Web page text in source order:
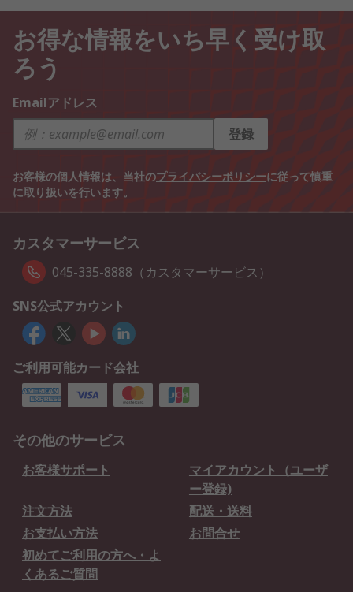
お得な情報をいち早く受け取
ろう
Emailアドレス
登録
お客様の個人情報は、当社のプライバシーポリシーに従って慎重
に取り扱いを行います。
カスタマーサービス
045-335-8888（カスタマーサービス）
SNS公式アカウント
ご利用可能カード会社
その他のサービス
お客様サポート
マイアカウント（ユーザ
ー登録)
注文方法
配送・送料
お支払い方法
お問合せ
初めてご利用の方へ・よ
くあるご質問